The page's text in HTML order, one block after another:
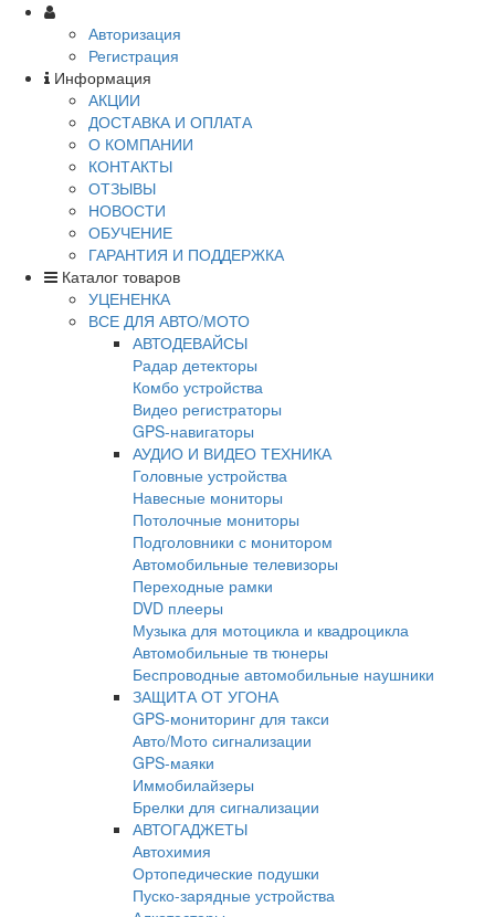
Авторизация
Регистрация
Информация
АКЦИИ
ДОСТАВКА И ОПЛАТА
О КОМПАНИИ
КОНТАКТЫ
ОТЗЫВЫ
НОВОСТИ
ОБУЧЕНИЕ
ГАРАНТИЯ И ПОДДЕРЖКА
Каталог товаров
УЦЕНЕНКА
ВСЕ ДЛЯ АВТО/МОТО
АВТОДЕВАЙСЫ
Радар детекторы
Комбо устройства
Видео регистраторы
GPS-навигаторы
АУДИО И ВИДЕО ТЕХНИКА
Головные устройства
Навесные мониторы
Потолочные мониторы
Подголовники с монитором
Автомобильные телевизоры
Переходные рамки
DVD плееры
Музыка для мотоцикла и квадроцикла
Автомобильные тв тюнеры
Беспроводные автомобильные наушники
ЗАЩИТА ОТ УГОНА
GPS-мониторинг для такси
Авто/Мото сигнализации
GPS-маяки
Иммобилайзеры
Брелки для сигнализации
АВТОГАДЖЕТЫ
Автохимия
Ортопедические подушки
Пуско-зарядные устройства